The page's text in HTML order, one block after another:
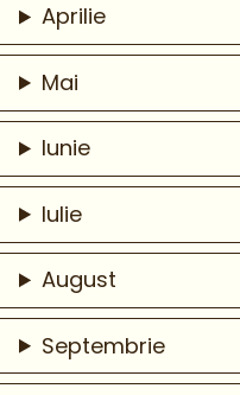
Aprilie
Mai
Iunie
Iulie
August
Septembrie